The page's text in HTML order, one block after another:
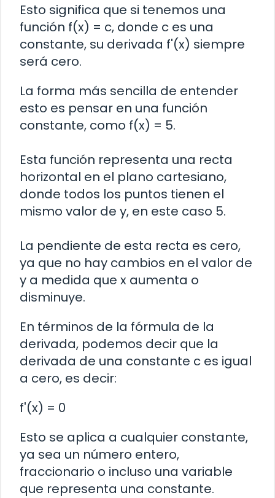
Esto significa que si tenemos una
función f(x) = c, donde c es una
constante, su derivada f'(x) siempre
será cero.
La forma más sencilla de entender
esto es pensar en una función
constante, como f(x) = 5.
Esta función representa una recta
horizontal en el plano cartesiano,
donde todos los puntos tienen el
mismo valor de y, en este caso 5.
La pendiente de esta recta es cero,
ya que no hay cambios en el valor de
y a medida que x aumenta o
disminuye.
En términos de la fórmula de la
derivada, podemos decir que la
derivada de una constante c es igual
a cero, es decir:
f'(x) = 0
Esto se aplica a cualquier constante,
ya sea un número entero,
fraccionario o incluso una variable
que representa una constante.